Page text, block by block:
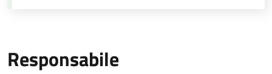
Responsabile